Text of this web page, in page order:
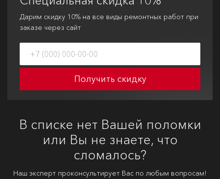
Дарим скидку 10% на все виды ремонтных работ при
заказе через сайт
Получить скидку
В списке нет Вашей поломки
или Вы не знаете, что
сломалось?
Наш эксперт проконсультирует Вас по любым вопросам!